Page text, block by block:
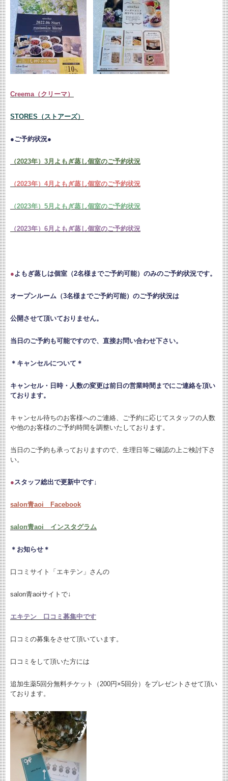
Creema（クリーマ）
STORES（ストアーズ）
●ご予約状況●
（2023年）3月よもぎ蒸し個室のご予約状況
（2023年）4月よもぎ蒸し個室のご予約状況
（2023年）5月よもぎ蒸し個室のご予約状況
（2023年）6月よもぎ蒸し個室のご予約状況
●よもぎ蒸しは個室（2名様までご予約可能）のみのご予約状況です。
オープンルーム（3名様までご予約可能）のご予約状況は
公開させて頂いておりません。
当日のご予約も可能ですので、直接お問い合わせ下さい。
＊キャンセルについて＊
キャンセル・日時・人数の変更は前日の営業時間までにご連絡を頂い
ております。
キャンセル待ちのお客様へのご連絡、ご予約に応じてスタッフの人数
や他のお客様のご予約時間を調整いたしております。
当日のご予約も承っておりますので、生理日等ご確認の上ご検討下さ
い。
●スタッフ総出で更新中です↓
salon青aoi Facebook
salon青aoi インスタグラム
＊お知らせ＊
口コミサイト「エキテン」さんの
salon青aoiサイトで↓
エキテン 口コミ募集中です
口コミの募集をさせて頂いています。
口コミをして頂いた方には
追加生薬5回分無料チケット（200円×5回分）をプレゼントさせて頂い
ております。